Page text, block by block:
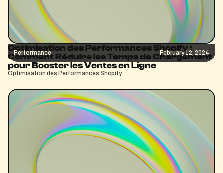
Performance February 12, 2024
Optimisation des Performances Shopify :
Comment Réduire les Temps de Chargement
pour Booster les Ventes en Ligne
Optimisation des Performances Shopify